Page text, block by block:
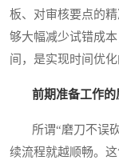
板、对审核要点的
够大幅减少试错成
间，是实现时间优化
前期准备工作
所谓“磨刀不误砍
续流程就越顺畅。